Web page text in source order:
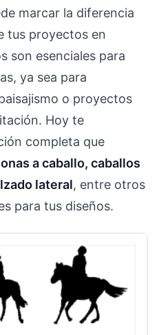
marcar la diferencia
tus proyectos en
son esenciales para
ya sea para
o proyectos
Hoy te
completa que
a caballo, caballos
lateral, entre otros
para tus diseños.